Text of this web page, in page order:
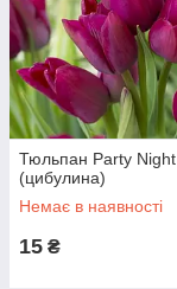
Тюльпан Party Night
(цибулина)
Немає в наявності
15 ₴